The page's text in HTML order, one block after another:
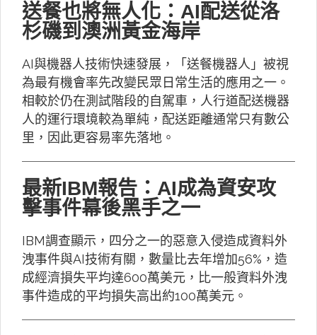
送餐也將無人化：AI配送從洛
杉磯到澳洲黃金海岸
AI與機器人技術快速發展，「送餐機器人」被視
為最有機會率先改變民眾日常生活的應用之一。
相較於仍在測試階段的自駕車，人行道配送機器
人的運行環境較為單純，配送距離通常只有數公
里，因此更容易率先落地。
最新IBM報告：AI成為資安攻
擊事件幕後黑手之一
IBM調查顯示，四分之一的惡意入侵造成資料外
洩事件與AI技術有關，數量比去年增加56%，造
成經濟損失平均達600萬美元，比一般資料外洩
事件造成的平均損失高出約100萬美元。